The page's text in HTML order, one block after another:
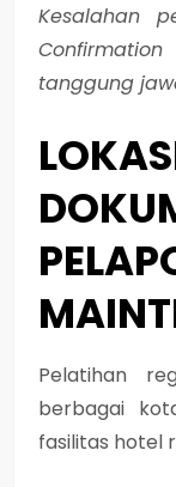
Kesalahan
tanggung
Pelatihan
berbagai
fasilitas hotel